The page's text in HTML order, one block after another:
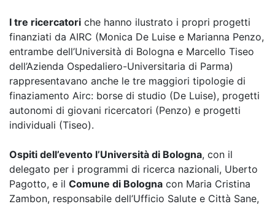
I tre ricercatori che hanno ilustrato i propri progetti
finanziati da AIRC (Monica De Luise e Marianna Penzo,
entrambe dell’Università di Bologna e Marcello Tiseo
dell’Azienda Ospedaliero-Universitaria di Parma)
rappresentavano anche le tre maggiori tipologie di
finaziamento Airc: borse di studio (De Luise), progetti
autonomi di giovani ricercatori (Penzo) e progetti
individuali (Tiseo).
Ospiti dell’evento l’Università di Bologna, con il
delegato per i programmi di ricerca nazionali, Uberto
Pagotto, e il Comune di Bologna con Maria Cristina
Zambon, responsabile dell’Ufficio Salute e Città Sane,